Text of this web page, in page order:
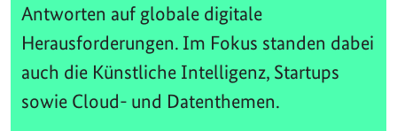
Antworten auf globale digitale
Herausforderungen. Im Fokus standen dabei
auch die Künstliche Intelligenz, Startups
sowie Cloud- und Datenthemen.